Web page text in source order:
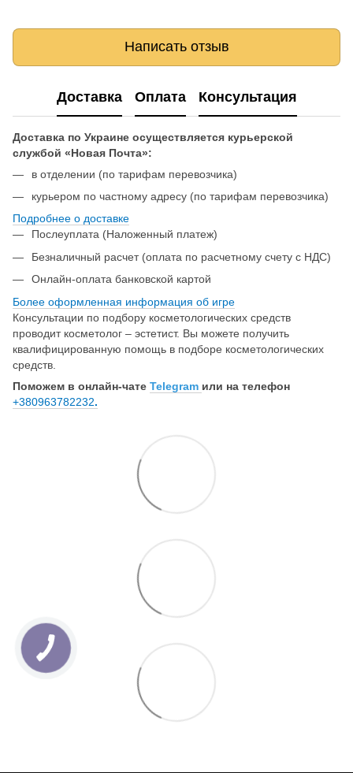
Написать отзыв
Доставка Оплата Консультация
Доставка по Украине осуществляется курьерской
службой «Новая Почта»:
в отделении (по тарифам перевозчика)
курьером по частному адресу (по тарифам перевозчика)
Подробнее о доставке
Послеуплата (Наложенный платеж)
Безналичный расчет (оплата по расчетному счету с НДС)
Онлайн-оплата банковской картой
Более оформленная информация об игре
Консультации по подбору косметологических средств
проводит косметолог – эстетист. Вы можете получить
квалифицированную помощь в подборе косметологических
средств.
Поможем в онлайн-чате Telegram или на телефон
+380963782232.